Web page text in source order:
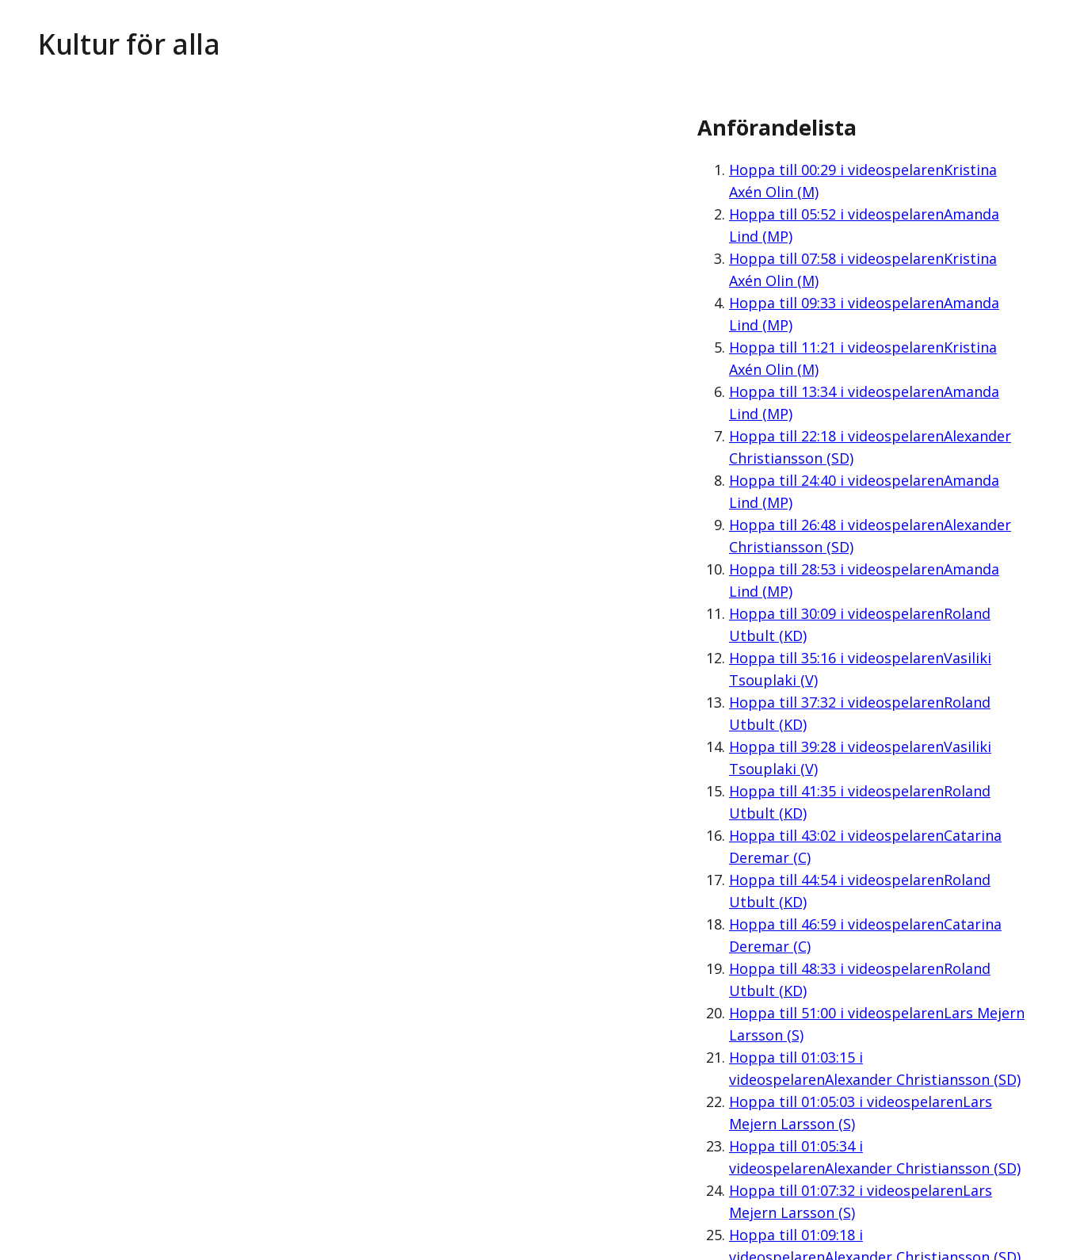
Kultur för alla
Anförandelista
Hoppa till 00:29i videospelarenKristina
Axén Olin (M)
Hoppa till 05:52 i videospelarenAmanda
Lind (MP)
Hoppa till 07:58i videospelarenKristina
Axén Olin (M)
Hoppa till 09:33 i videospelarenAmanda
Lind (MP)
Hoppa till 11:21 i videospelarenKristina
Axén Olin (M)
Hoppa till 13:34i videospelarenAmanda
Lind (MP)
Hoppa till 22:18i videospelarenAlexander
Christiansson (SD)
Hoppa till 24:40i videospelarenAmanda
Lind (MP)
Hoppa till 26:48i videospelarenAlexander
Christiansson (SD)
Hoppa till 28:53 i videospelarenAmanda
Lind (MP)
Hoppa till 30:09i videospelarenRoland
Utbult (KD)
Hoppa till 35:16i videospelarenVasiliki
Tsouplaki (V)
Hoppa till 37:32 i videospelarenRoland
Utbult (KD)
Hoppa till 39:28i videospelarenVasiliki
Tsouplaki (V)
Hoppa till 41:35i videospelarenRoland
Utbult (KD)
Hoppa till 43:02 i videospelarenCatarina
Deremar (C)
Hoppa till 44:54i videospelarenRoland
Utbult (KD)
Hoppa till 46:59i videospelarenCatarina
Deremar (C)
Hoppa till 48:33 i videospelarenRoland
Utbult (KD)
Hoppa till 51:00i videospelarenLars Mejern
Larsson (S)
Hoppa till 01:03:15i
videospelarenAlexander Christiansson (SD)
Hoppa till 01:05:03 i videospelarenLars
Mejern Larsson (S)
Hoppa till 01:05:34i
videospelarenAlexander Christiansson (SD)
Hoppa till 01:07:32 i videospelarenLars
Mejern Larsson (S)
Hoppa till 01:09:18i